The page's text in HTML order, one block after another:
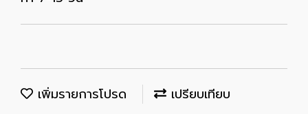
เพิ่มรายการโปรด
เปรียบเทียบ